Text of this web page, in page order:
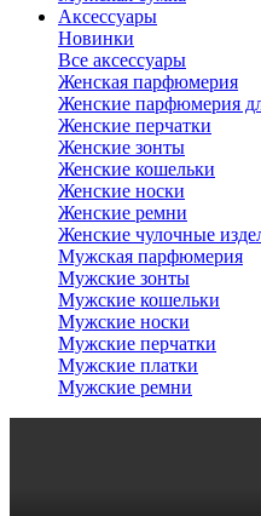
Аксессуары
Новинки
Все аксессуары
Женская парфюмерия
Женские парфюмерия
Женские перчатки
Женские зонты
Женские кошельки
Женские носки
Женские ремни
Женские чулочные
Мужская парфюмерия
Мужские зонты
Мужские кошельки
Мужские носки
Мужские перчатки
Мужские платки
Мужские ремни